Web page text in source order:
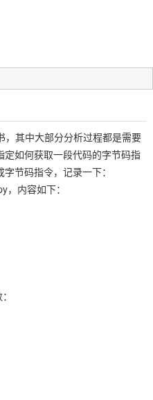
其中大部分分析过程都是需要
如何获取一段代码的字节码指
节码指令，记录一下：
内容如下：